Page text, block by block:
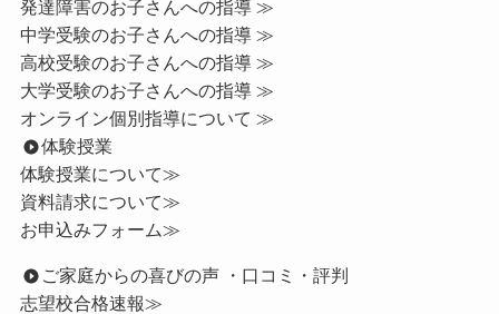
発達障害のお子さんへの指導 ≫
中学受験のお子さんへの指導 ≫
高校受験のお子さんへの指導 ≫
大学受験のお子さんへの指導 ≫
オンライン個別指導について ≫
体験授業
体験授業について≫
資料請求について≫
お申込みフォーム≫
ご家庭からの喜びの声 ・口コミ・評判
志望校合格速報≫